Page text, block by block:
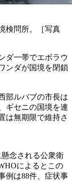
検問所。［写真
ダ一帯でエボラウ
ンダが国境を閉鎖
部ルバブの市長は
ギセニの国境を連
は無期限で維持さ
念される公衆衛
によるとこの
例は88件、症状事